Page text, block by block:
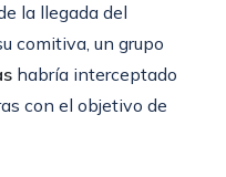
la llegada del
comitiva, un grupo
habría interceptado
con el objetivo de